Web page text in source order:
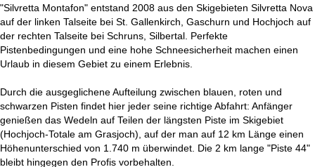
"Silvretta Montafon" entstand 2008 aus den Skigebieten Silvretta Nova
auf der linken Talseite bei St. Gallenkirch, Gaschurn und Hochjoch auf
der rechten Talseite bei Schruns, Silbertal. Perfekte
Pistenbedingungen und eine hohe Schneesicherheit machen einen
Urlaub in diesem Gebiet zu einem Erlebnis.
Durch die ausgeglichene Aufteilung zwischen blauen, roten und
schwarzen Pisten findet hier jeder seine richtige Abfahrt: Anfänger
genießen das Wedeln auf Teilen der längsten Piste im Skigebiet
(Hochjoch-Totale am Grasjoch), auf der man auf 12 km Länge einen
Höhenunterschied von 1.740 m überwindet. Die 2 km lange "Piste 44"
bleibt hingegen den Profis vorbehalten.